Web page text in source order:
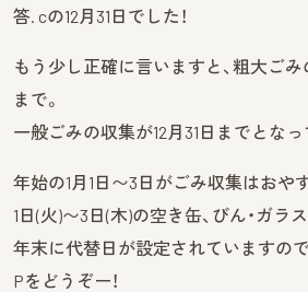
答. cの12月31日でした！
もう少し正確に言いますと、粗大ごみ
まで。
一般ごみの収集が12月31日までとなっ
年始の1月1日〜3日がごみ収集はおや
1日(火)〜3日(木)の空き缶、びん・ガラ
年末に代替日が設定されていますの
Pをどうぞー！